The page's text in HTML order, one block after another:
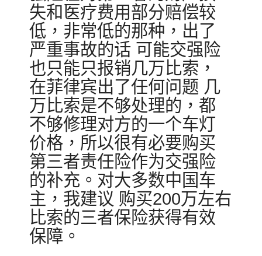
失和医疗费用部分赔偿较
低，非常低的那种，出了
严重事故的话 可能交强险
也只能只报销几万比索，
在菲律宾出了任何问题 几
万比索是不够处理的，都
不够修理对方的一个车灯
价格，所以很有必要购买
第三者责任险作为交强险
的补充。对大多数中国车
主，我建议 购买200万左右
比索的三者保险获得有效
保障。